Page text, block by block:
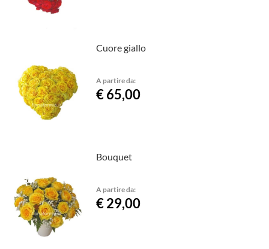
Cuore giallo
A partire da:
€ 65,00
Bouquet
A partire da:
€ 29,00